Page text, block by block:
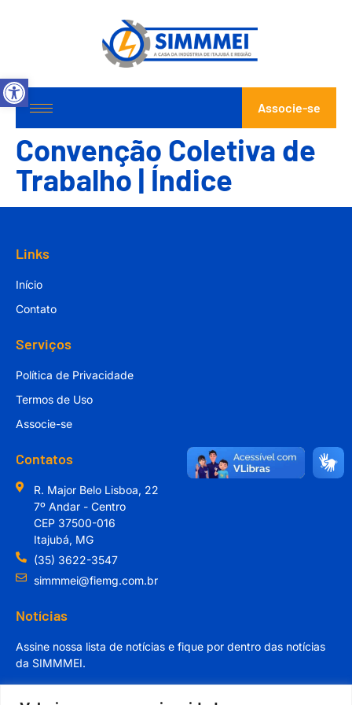
Abrir a barra de ferramentas
Associe-se
Convenção Coletiva de
Trabalho | Índice
Links
Início
Contato
Serviços
Política de Privacidade
Termos de Uso
Associe-se
Contatos
R. Major Belo Lisboa, 22
7º Andar - Centro
CEP 37500-016
Itajubá, MG
(35) 3622-3547
simmmei@fiemg.com.br
Notícias
Assine nossa lista de notícias e fique por dentro das notícias
da SIMMMEI.